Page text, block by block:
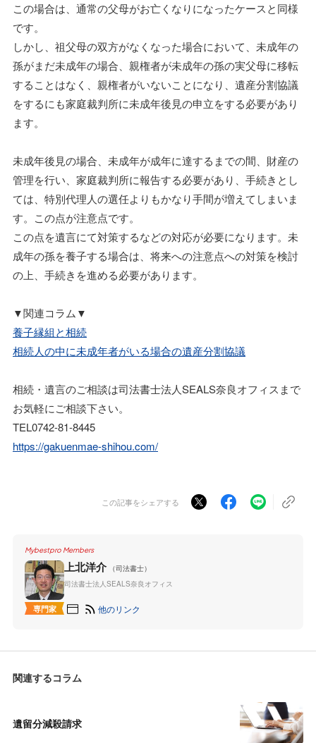
この場合は、通常の父母がお亡くなりになったケースと同様
です。
しかし、祖父母の双方がなくなった場合において、未成年の
孫がまだ未成年の場合、親権者が未成年の孫の実父母に移転
することはなく、親権者がいないことになり、遺産分割協議
をするにも家庭裁判所に未成年後見の申立をする必要があり
ます。
未成年後見の場合、未成年が成年に達するまでの間、財産の
管理を行い、家庭裁判所に報告する必要があり、手続きとし
ては、特別代理人の選任よりもかなり手間が増えてしまいま
す。この点が注意点です。
この点を遺言にて対策するなどの対応が必要になります。未
成年の孫を養子する場合は、将来への注意点への対策を検討
の上、手続きを進める必要があります。
▼関連コラム▼
養子縁組と相続
相続人の中に未成年者がいる場合の遺産分割協議
相続・遺言のご相談は司法書士法人SEALS奈良オフィスまで
お気軽にご相談下さい。
TEL0742-81-8445
https://gakuenmae-shihou.com/
この記事をシェアする
Mybestpro Members
専門家
上北洋介
（司法書士）
司法書士法人SEALS奈良オフィス
他のリンク
関連するコラム
遺留分減殺請求